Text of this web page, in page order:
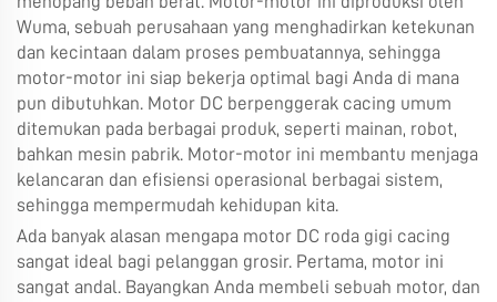
Wuma, sebuah perusahaan yang menghadirkan ketekunan
dan kecintaan dalam proses pembuatannya, sehingga
motor-motor ini siap bekerja optimal bagi Anda di mana
pun dibutuhkan. Motor DC berpenggerak cacing umum
ditemukan pada berbagai produk, seperti mainan, robot,
bahkan mesin pabrik. Motor-motor ini membantu menjaga
kelancaran dan efisiensi operasional berbagai sistem,
sehingga mempermudah kehidupan kita.
Ada banyak alasan mengapa motor DC roda gigi cacing
sangat ideal bagi pelanggan grosir. Pertama, motor ini
sangat andal. Bayangkan Anda membeli sebuah motor, dan